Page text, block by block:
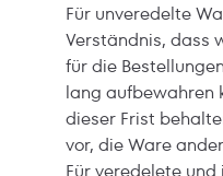
Für unveredelte
Verständnis, dass
für die
lang aufbewahren
dieser Frist
vor, die Ware